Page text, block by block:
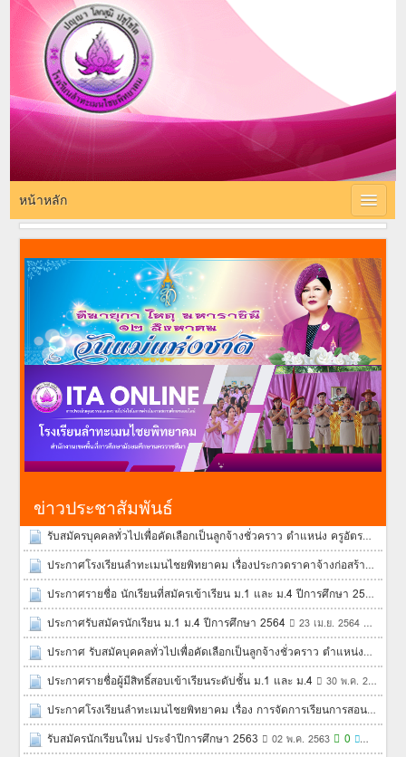
โรงเรียนลำทะเมน
ไชยพิทยาคม
โรงเรียนลำทะเมนไชยพิทยาคม สพม.31
หน้าหลัก
ข่าวประชาสัมพันธ์
รับสมัครบุคคลทั่วไปเพื่อคัดเลือกเป็นลูกจ้างชั่วคราว ตำแหน่ง ครูอัตราจ้าง
ประกาศโรงเรียนลำทะเมนไชยพิทยาคม เรื่องประกวดราคาจ้างก่อสร้างโครงการโรงเรียนคุณภาพประจำตำบล (ส้วมนักเรียนหญิง 6ที่/49)
ประกาศรายชื่อ นักเรียนที่สมัครเข้าเรียน ม.1 และ ม.4 ปีการศึกษา 2564
ประกาศรับสมัครนักเรียน ม.1 ม.4 ปีการศึกษา 2564 23 เม.ย. 2564
ประกาศ รับสมัคบุคคลทั่วไปเพื่อคัดเลือกเป็นลูกจ้างชั่วคราว ตำแหน่งครูอัตราจ้าง
ประกาศรายชื่อผู้มีสิทธิ์สอบเข้าเรียนระดับ่ชั้น ม.1 และ ม.4
30 พ.ค. 2563
ประกาศโรงเรียนลำทะเมนไชยพิทยาคม เรื่อง การจัดการเรียนการสอนแบบออนไลน์ ภาคเรียนที่ ๑/๒๕๖๓
รับสมัครนักเรียนใหม่ ประจำปีการศึกษา 2563
02 พ.ค. 2563 0 4,013